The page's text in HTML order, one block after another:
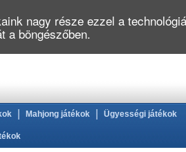
Mahjong játékok Ügyességi játékok
nagy része ezzel a
a böngészőben.